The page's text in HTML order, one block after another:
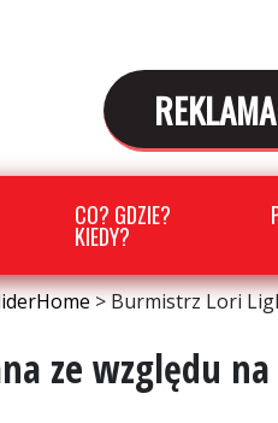
REKLAMA
CO? GDZIE?
KIEDY?
>Burmistrz Lori
ze względu